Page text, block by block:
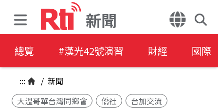
新聞
總覽 #漢光42號演習 財經 國際
::: / 新聞
大溫哥華台灣同鄉會
僑社 台加交流